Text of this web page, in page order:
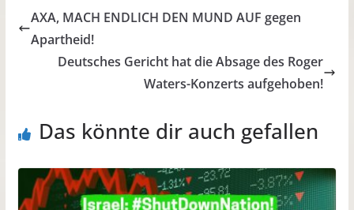
AXA, MACH ENDLICH DEN MUND AUF gegen
Apartheid!
Deutsches Gericht hat die Absage des Roger
Waters-Konzerts aufgehoben!
Das könnte dir auch gefallen